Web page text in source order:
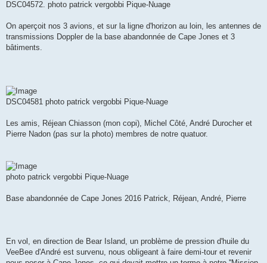
DSC04572. photo patrick vergobbi Pique-Nuage
On aperçoit nos 3 avions, et sur la ligne d'horizon au loin, les antennes de
transmissions Doppler de la base abandonnée de Cape Jones et 3
bâtiments.
DSC04581 photo patrick vergobbi Pique-Nuage
Les amis, Réjean Chiasson (mon copi), Michel Côté, André Durocher et
Pierre Nadon (pas sur la photo) membres de notre quatuor.
photo patrick vergobbi Pique-Nuage
Base abandonnée de Cape Jones 2016 Patrick, Réjean, André, Pierre
En vol, en direction de Bear Island, un problème de pression d'huile du
VeeBee d'André est survenu, nous obligeant à faire demi-tour et revenir